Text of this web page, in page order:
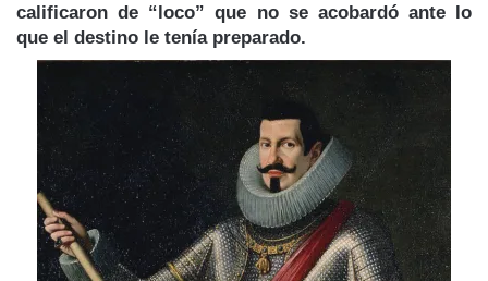
calificaron de “loco” que no se acobardó ante lo
que el destino le tenía preparado.